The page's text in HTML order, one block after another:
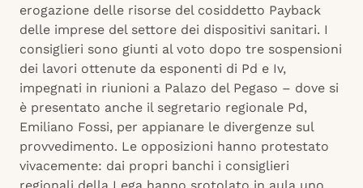
erogazione delle risorse del cosiddetto Payback
delle imprese del settore dei dispositivi sanitari. I
consiglieri sono giunti al voto dopo tre sospensioni
dei lavori ottenute da esponenti di Pd e Iv,
impegnati in riunioni a Palazo del Pegaso – dove si
è presentato anche il segretario regionale Pd,
Emiliano Fossi, per appianare le divergenze sul
provvedimento. Le opposizioni hanno protestato
vivacemente: dai propri banchi i consiglieri